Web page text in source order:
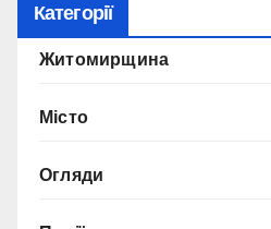
Категорії
Житомирщина
Місто
Огляди